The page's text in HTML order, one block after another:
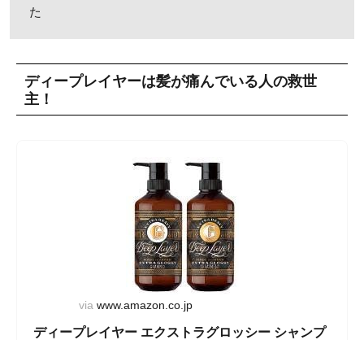
た
ディープレイヤーは髪が痛んでいる人の救世
主！
via www.amazon.co.jp
ディープレイヤー エクストラグロッシー シャンプ